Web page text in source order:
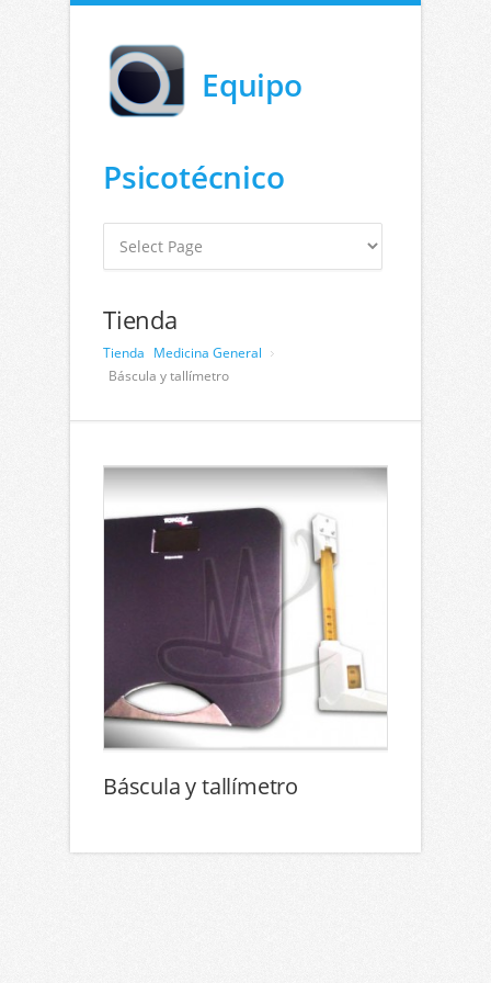
Equipo
Psicotécnico
Tienda
Tienda Medicina General
Báscula y tallímetro
Báscula y tallímetro